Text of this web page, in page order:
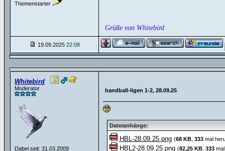
Themenstarter
Grüße von Whitebird
19.09.2025 22:08
Whitebird
Moderator
Dabei seit: 31.03.2009
handball-ligen 1-2, 28.09.25
Dateianhänge:
HBL-28.09.25.png (68 KB, 333mal
HBL2-28.09.25.png (82,25 KB, 333mal